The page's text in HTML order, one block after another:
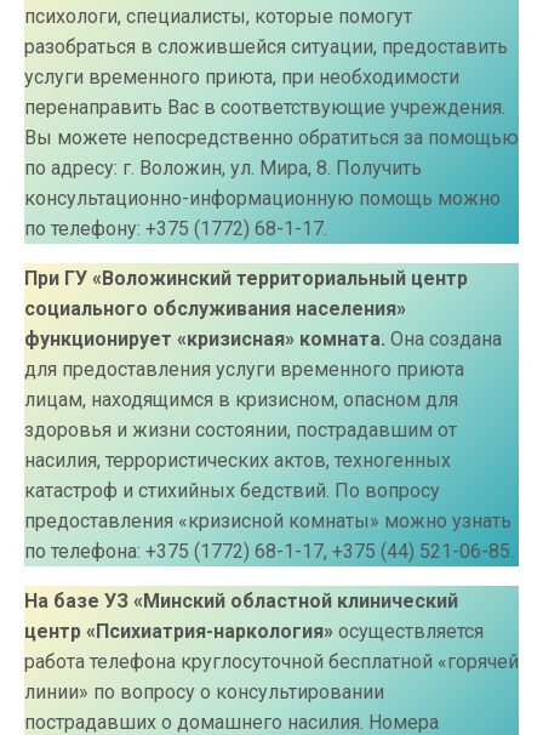
психологи, специалисты, которые помогут
разобраться в сложившейся ситуации, предоставить
услуги временного приюта, при необходимости
перенаправить Вас в соответствующие учреждения.
Вы можете непосредственно обратиться за помощью
по адресу: г. Воложин, ул. Мира, 8. Получить
консультационно-информационную помощь можно
по телефону: +375 (1772) 68-1-17.
При ГУ «Воложинский территориальный центр
социального обслуживания населения»
функционирует «кризисная» комната. Она создана
для предоставления услуги временного приюта
лицам, находящимся в кризисном, опасном для
здоровья и жизни состоянии, пострадавшим от
насилия, террористических актов, техногенных
катастроф и стихийных бедствий. По вопросу
предоставления «кризисной комнаты» можно узнать
по телефона: +375 (1772) 68-1-17, +375 (44) 521-06-85.
На базе УЗ «Минский областной клинический
центр «Психиатрия-наркология» осуществляется
работа телефона круглосуточной бесплатной «горячей
линии» по вопросу о консультировании
пострадавших о домашнего насилия. Номера